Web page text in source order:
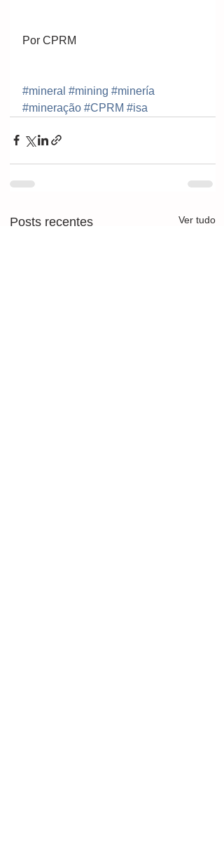
Por CPRM
#mineral #mining #minería
#mineração #CPRM #isa
Posts recentes Ver tudo